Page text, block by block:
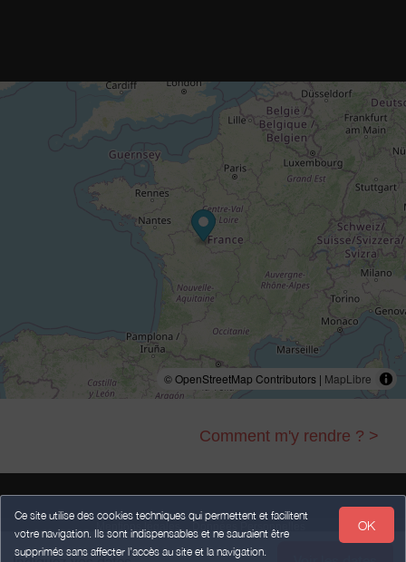
Ce site utilise des cookies techniques qui permettent et facilitent
votre navigation. Ils sont indispensables et ne sauraient être
supprimés sans affecter l’accès au site et la navigation.
OK
© OpenStreetMap Contributors | MapLibre
Comment m'y rendre ? >
Mentions légales
Données Personnelles
Conditions Générales de Vente
Propulsé par
,services destinésaux hébergeurs et prestataires